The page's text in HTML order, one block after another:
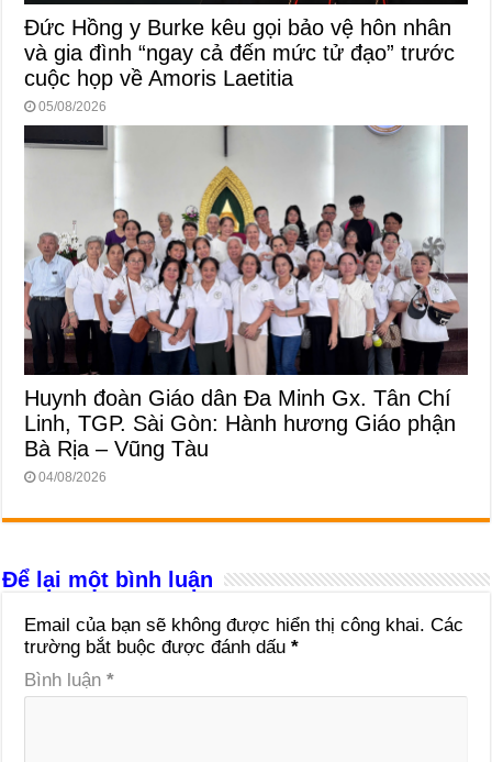
Đức Hồng y Burke kêu gọi bảo vệ hôn nhân
và gia đình “ngay cả đến mức tử đạo” trước
cuộc họp về Amoris Laetitia
05/08/2026
Huynh đoàn Giáo dân Đa Minh Gx. Tân Chí
Linh, TGP. Sài Gòn: Hành hương Giáo phận
Bà Rịa – Vũng Tàu
04/08/2026
Để lại một bình luận
Email của bạn sẽ không được hiển thị công khai. Các
trường bắt buộc được đánh dấu*
Bình luận*